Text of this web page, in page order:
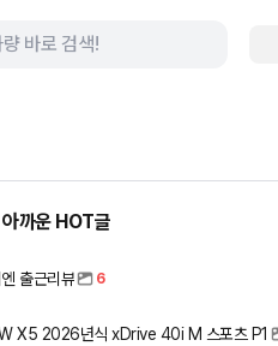
까운 HOT글
출근리뷰 6
X5 2026년식 xDrive 40i M 스포츠 P1